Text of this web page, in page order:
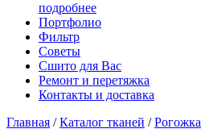
подробнее
Портфолио
Фильтр
Советы
Сшито для Вас
Ремонт и перетяжка
Контакты и доставка
Главная / Каталог тканей / Рогожка